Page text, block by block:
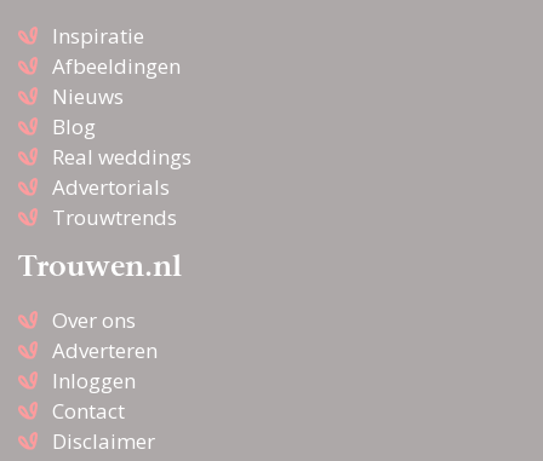
Inspiratie
Afbeeldingen
Nieuws
Blog
Real weddings
Advertorials
Trouwtrends
Trouwen.nl
Over ons
Adverteren
Inloggen
Contact
Disclaimer